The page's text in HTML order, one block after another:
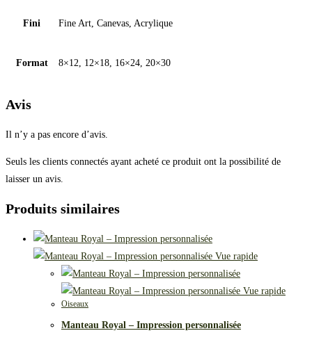
Fini Fine Art, Canevas, Acrylique
Format 8×12, 12×18, 16×24, 20×30
Avis
Il n’y a pas encore d’avis.
Seuls les clients connectés ayant acheté ce produit ont la possibilité de
laisser un avis.
Produits similaires
Vue rapide
Vue rapide
Oiseaux
Manteau Royal – Impression personnalisée